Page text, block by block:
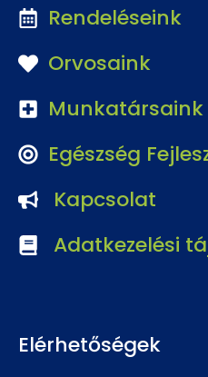
Rendeléseink
Orvosaink
Munkatársaink
Egészség
Kapcsolat
Adatkezelési
Elérhetőségek